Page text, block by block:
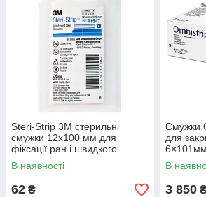
Steri-Strip 3M стерильні
смужки 12х100 мм для
фіксації ран і швидкого
загоєння
В наявності
62 ₴
Смужки
для
В
3 850